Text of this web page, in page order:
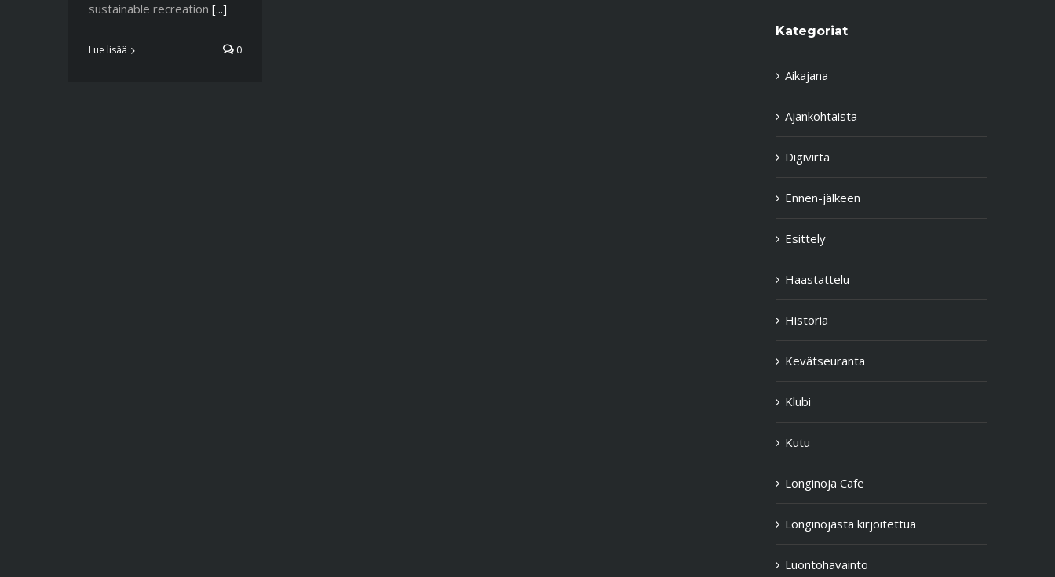
sustainable recreation [...]
Lue lisää 0
Kategoriat
Aikajana
Ajankohtaista
Digivirta
Ennen-jälkeen
Esittely
Haastattelu
Historia
Kevätseuranta
Klubi
Kutu
Longinoja Cafe
Longinojasta kirjoitettua
Luontohavainto